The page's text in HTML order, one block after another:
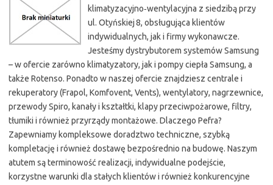
klimatyzacyjno‑wentylacyjna z siedzibą przy
ul. Otyńskiej 8, obsługująca klientów
indywidualnych, jak i firmy wykonawcze.
Jesteśmy dystrybutorem systemów Samsung
– w ofercie zarówno klimatyzatory, jak i pompy ciepła Samsung, a
także Rotenso. Ponadto w naszej ofercie znajdziesz centrale i
rekuperatory (Frapol, Komfovent, Vents), wentylatory, nagrzewnice,
przewody Spiro, kanały i kształtki, klapy przeciwpożarowe, filtry,
tłumiki i również przyrządy montażowe. Dlaczego Pefra?
Zapewniamy kompleksowe doradztwo techniczne, szybką
kompletację i również dostawę bezpośrednio na budowę. Naszym
atutem są terminowość realizacji, indywidualne podejście,
korzystne warunki dla stałych klientów i również konkurencyjne